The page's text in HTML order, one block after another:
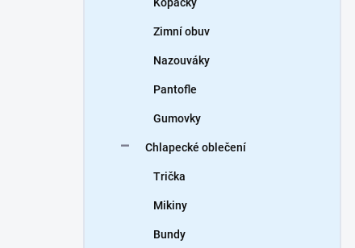
Zimní obuv
Nazouváky
Pantofle
Gumovky
Chlapecké oblečení
Trička
Mikiny
Bundy